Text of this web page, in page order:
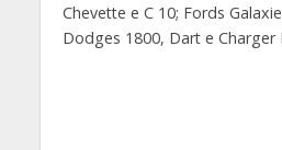
Chevette e C 10; Fords
Dodges 1800, Dart e Charger